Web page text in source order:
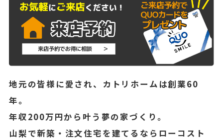
地元の皆様に愛され、カトリホームは創業60
年。
年収200万円から叶う夢の家づくり。
山梨で新築・注文住宅を建てるならローコスト